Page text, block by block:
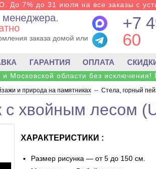
До 7% до 31 июля на все заказы с
заказа домой или
+7
60
ГАРАНТИЯ ОПЛАТА
Московской области без
и природа на памятниках -- Стела, горный
с хвойным лесом
ХАРАКТЕРИСТИКИ :
Размер рисунка — от 5 до 150 см.